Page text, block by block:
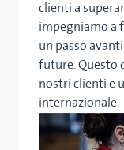
clienti a
impegniamo a
un passo
future. Questo
nostri clienti e
internazionale.